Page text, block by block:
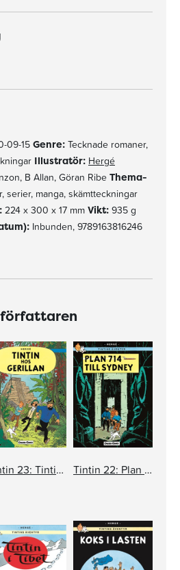
09-15 Genre: Tecknade romaner,
Illustratör: Hergé
B Allan, Göran Ribe Thema-
serier, manga, skämtteckningar
224 x 300 x 17 mm Vikt: 935 g
Inbunden, 9789163816246
författaren
Tintin 23: Tintin hos gerillan Tintin 22: Plan 714 till Sydney